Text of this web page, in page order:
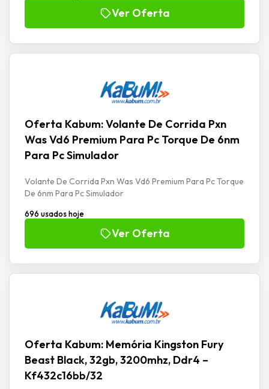
Ver Oferta
Oferta Kabum: Volante De Corrida Pxn
Was Vd6 Premium Para Pc Torque De 6nm
Para Pc Simulador
Volante De Corrida Pxn Was Vd6 Premium Para Pc Torque
De 6nm Para Pc Simulador
696 usados hoje
Ver Oferta
Oferta Kabum: Memória Kingston Fury
Beast Black, 32gb, 3200mhz, Ddr4 –
Kf432c16bb/32